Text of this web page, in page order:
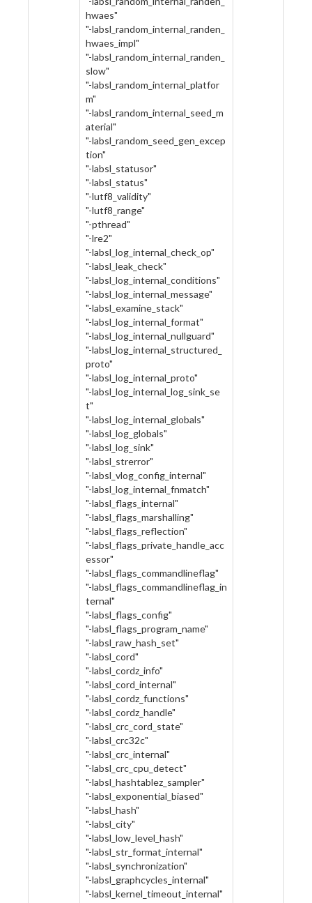
hwaes"
"-labsl_random_internal_randen_
hwaes_impl"
"-labsl_random_internal_randen_
slow"
"-labsl_random_internal_platfor
m"
"-labsl_random_internal_seed_m
aterial"
"-labsl_random_seed_gen_excep
tion"
"-labsl_statusor"
"-labsl_status"
"-lutf8_validity"
"-lutf8_range"
"-pthread"
"-lre2"
"-labsl_log_internal_check_op"
"-labsl_leak_check"
"-labsl_log_internal_conditions"
"-labsl_log_internal_message"
"-labsl_examine_stack"
"-labsl_log_internal_format"
"-labsl_log_internal_nullguard"
"-labsl_log_internal_structured_
proto"
"-labsl_log_internal_proto"
"-labsl_log_internal_log_sink_se
t"
"-labsl_log_internal_globals"
"-labsl_log_globals"
"-labsl_log_sink"
"-labsl_strerror"
"-labsl_vlog_config_internal"
"-labsl_log_internal_fnmatch"
"-labsl_flags_internal"
"-labsl_flags_marshalling"
"-labsl_flags_reflection"
"-labsl_flags_private_handle_acc
essor"
"-labsl_flags_commandlineflag"
"-labsl_flags_commandlineflag_in
ternal"
"-labsl_flags_config"
"-labsl_flags_program_name"
"-labsl_raw_hash_set"
"-labsl_cord"
"-labsl_cordz_info"
"-labsl_cord_internal"
"-labsl_cordz_functions"
"-labsl_cordz_handle"
"-labsl_crc_cord_state"
"-labsl_crc32c"
"-labsl_crc_internal"
"-labsl_crc_cpu_detect"
"-labsl_hashtablez_sampler"
"-labsl_exponential_biased"
"-labsl_hash"
"-labsl_city"
"-labsl_low_level_hash"
"-labsl_str_format_internal"
"-labsl_synchronization"
"-labsl_graphcycles_internal"
"-labsl_kernel_timeout_internal"